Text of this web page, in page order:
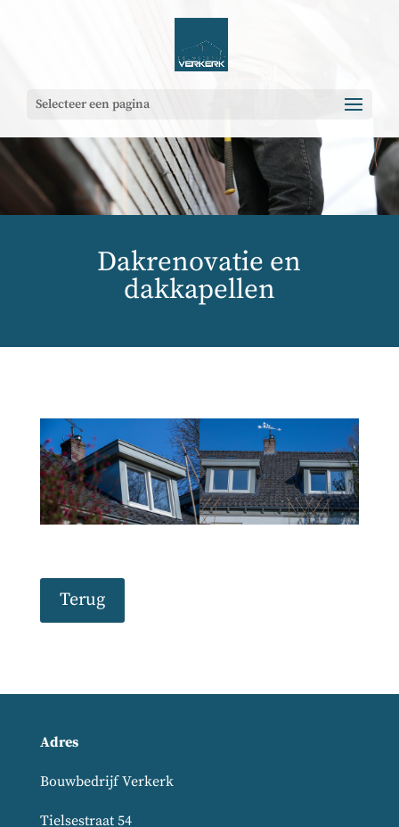
Selecteer een pagina
Dakrenovatie en
dakkapellen
Terug
Adres
Bouwbedrijf Verkerk
Tielsestraat 54